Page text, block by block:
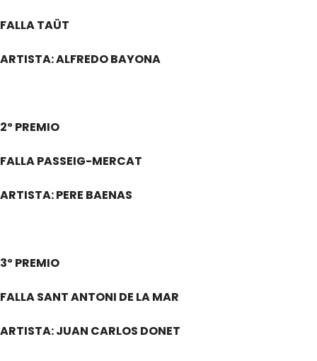
FALLA TAÜT
ARTISTA: ALFREDO BAYONA
2º PREMIO
FALLA PASSEIG-MERCAT
ARTISTA: PERE BAENAS
3º PREMIO
FALLA SANT ANTONI DE LA MAR
ARTISTA: JUAN CARLOS DONET